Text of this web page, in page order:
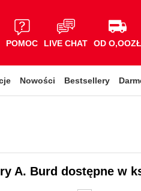
POMOC LIVE CHAT OD O,OOZŁ
Nowości Bestsellery
A. Burd dostępne w